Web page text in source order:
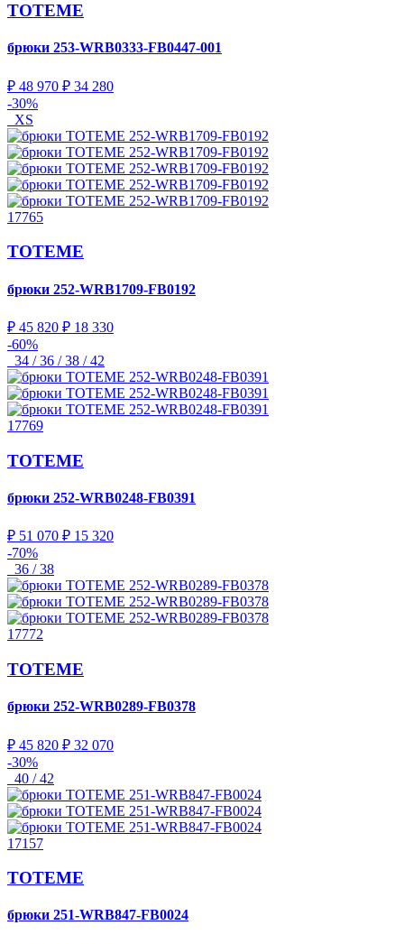
TOTEME
брюки 253-WRB0333-FB0447-001
₽ 48 970 ₽ 34 280
-30%
XS
17765
TOTEME
брюки 252-WRB1709-FB0192
₽ 45 820 ₽ 18 330
-60%
34 / 36 / 38 / 42
17769
TOTEME
брюки 252-WRB0248-FB0391
₽ 51 070 ₽ 15 320
-70%
36 / 38
17772
TOTEME
брюки 252-WRB0289-FB0378
₽ 45 820 ₽ 32 070
-30%
40 / 42
17157
TOTEME
брюки 251-WRB847-FB0024